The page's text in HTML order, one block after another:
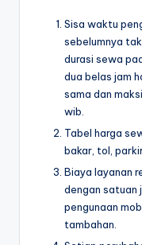
Sisa waktu
sebelumnya
durasi sewa
dua belas jam
sama dan
wib.
Tabel harga
bakar, tol,
Biaya layanan
dengan satuan
pengunaan
tambahan.